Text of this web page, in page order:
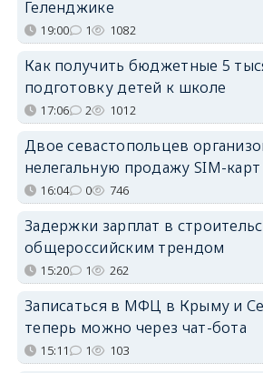
Геленджике
19:00 1 1082
Как получить бюджетные 5
подготовку детей к школе
17:06 2 1012
Двое севастопольцев
нелегальную продажу SIM-карт
16:04 0 746
Задержки зарплат в
общероссийским трендом
15:20 1 262
Записаться в МФЦ в Крыму и
теперь можно через чат-бота
15:11 1 103